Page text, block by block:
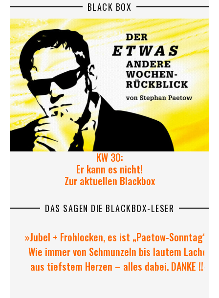
BLACK BOX
KW 30:
Er kann es nicht!
Zur aktuellen Blackbox
DAS SAGEN DIE BLACKBOX-LESER
»Jubel + Frohlocken, es ist „Paetow-Sonntag“ !!
Wie immer von Schmunzeln bis lautem Lacher
aus tiefstem Herzen – alles dabei. DANKE !!«